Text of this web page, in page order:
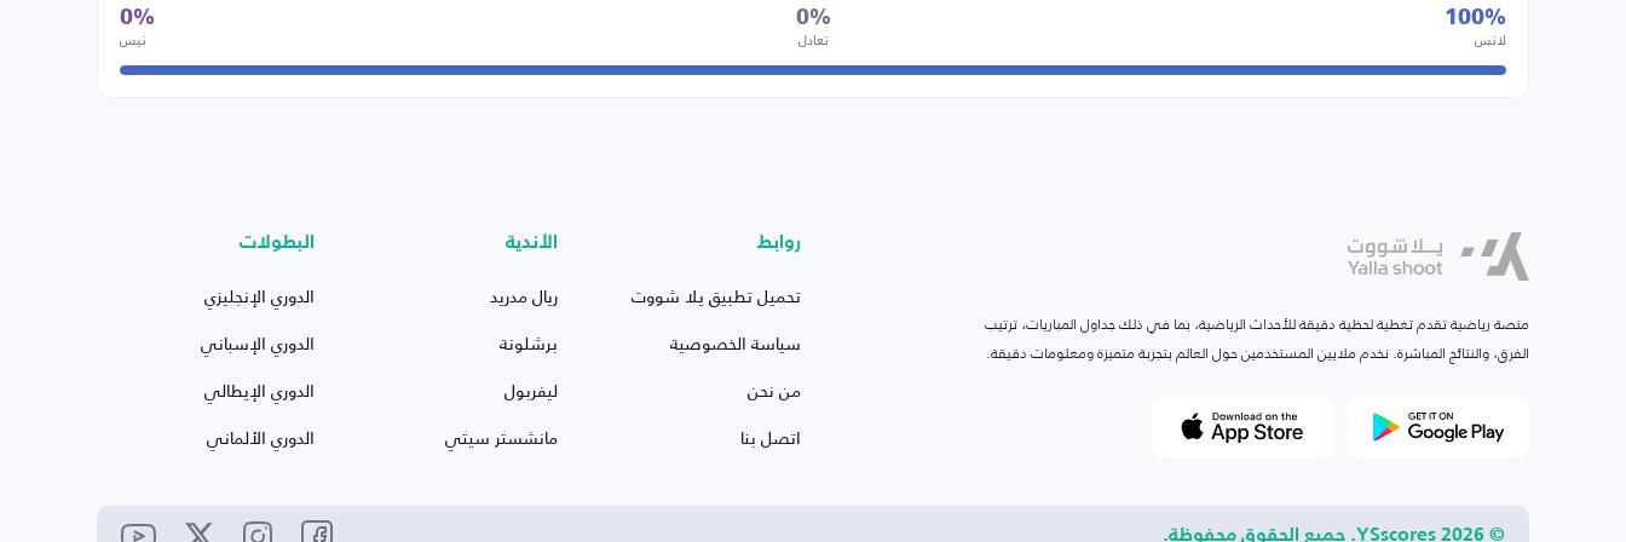
100%
لانس
0%
تعادل
0%
نيس
منصة رياضية تقدم تغطية لحظية دقيقة للأحداث الرياضية، بما في ذلك جداول المباريات، ترتيب
الفرق، والنتائج المباشرة. نخدم ملايين المستخدمين حول العالم بتجربة متميزة ومعلومات دقيقة.
روابط
تحميل تطبيق يلا شووت
سياسة الخصوصية
من نحن
اتصل بنا
الأندية
ريال مدريد
برشلونة
ليفربول
مانشستر سيتي
البطولات
الدوري الإنجليزي
الدوري الإسباني
الدوري الإيطالي
الدوري الألماني
© 2026 YSscores. جميع الحقوق محفوظة.